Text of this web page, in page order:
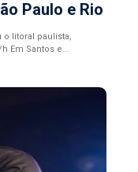
Paulo e Rio
litoral paulista,
Em Santos e...